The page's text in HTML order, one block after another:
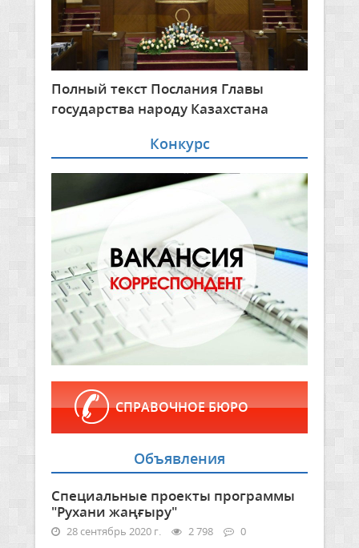
Полный текст Послания Главы
государства народу Казахстана
Конкурс
СПРАВОЧНОЕ БЮРО
Объявления
Специальные проекты программы
"Рухани жаңғыру"
28 сентябрь 2020 г. 2 798 0